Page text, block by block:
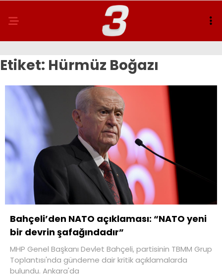
Etiket: Hürmüz Boğazı
Bahçeli’den NATO açıklaması: “NATO yeni
bir devrin şafağındadır”
MHP Genel Başkanı Devlet Bahçeli, partisinin TBMM Grup
Toplantısı'nda gündeme dair kritik açıklamalarda
bulundu. Ankara'da